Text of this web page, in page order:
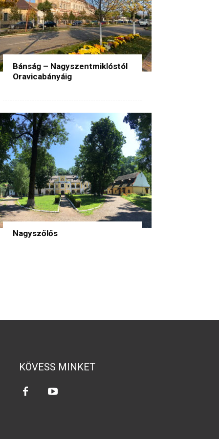
Bánság – Nagyszentmiklóstól
Oravicabányáig
Nagyszőlős
KÖVESS MINKET